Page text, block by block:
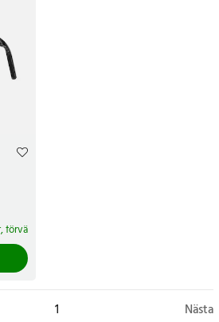
skickas inom 5-7 arbetsdagar
1 Nästa